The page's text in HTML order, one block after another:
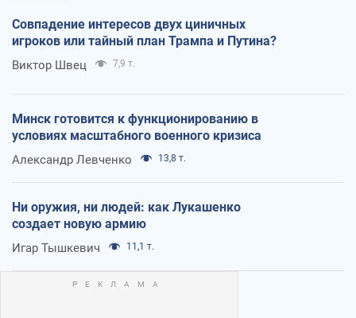
Совпадение интересов двух циничных
игроков или тайный план Трампа и Путина?
Виктор Швец 7,9 т.
Минск готовится к функционированию в
условиях масштабного военного кризиса
Александр Левченко 13,8 т.
Ни оружия, ни людей: как Лукашенко
создает новую армию
Игар Тышкевич 11,1 т.